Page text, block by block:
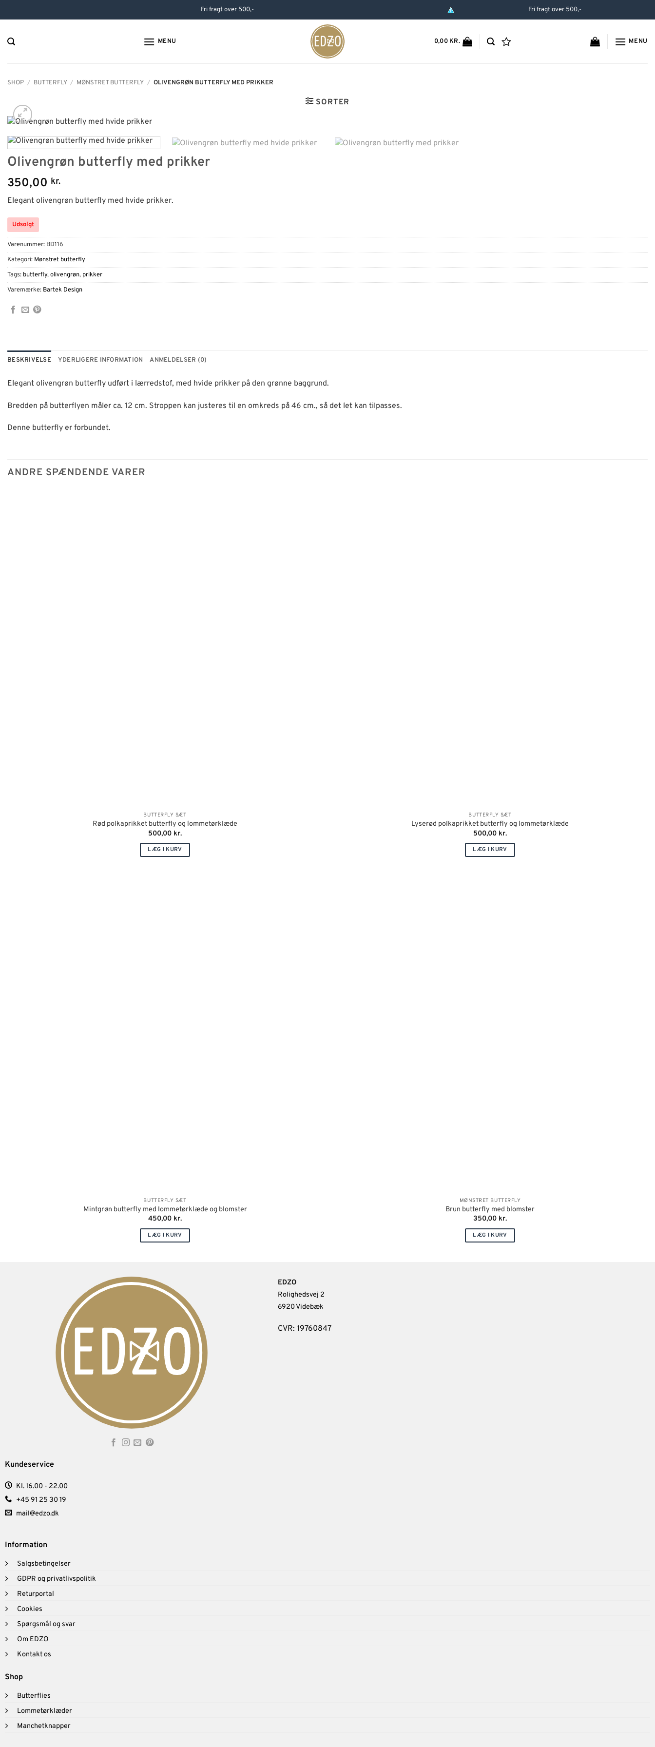
til
Fri fragt over 500,- Fri fragt over 500,-
MENU 0,00 KR. MENU
SHOP / BUTTERFLY / MØNSTRET BUTTERFLY / OLIVENGRØN BUTTERFLY MED PRIKKER
SORTER
Olivengrøn butterfly med prikker
350,00 kr.
Elegant olivengrøn butterfly med hvide prikker.
Udsolgt
Varenummer: BD116
Kategori: Mønstret butterfly
Tags: butterfly,olivengrøn, prikker
Varemærke: Bartek Design
BESKRIVELSE YDERLIGERE INFORMATION ANMELDELSER (0)
Elegant olivengrøn butterfly udført i lærredstof, med hvide prikker på den grønne baggrund.
Bredden på butterflyen måler ca. 12 cm. Stroppen kan justeres til en omkreds på 46 cm., så det let kan tilpasses.
Denne butterfly er forbundet.
ANDRE SPÆNDENDE VARER
BUTTERFLY SÆT
Rød polkaprikket butterfly og lommetørklæde
500,00 kr.
LÆG I KURV
BUTTERFLY SÆT
Lyserød polkaprikket butterfly og lommetørklæde
500,00 kr.
LÆG I KURV
BUTTERFLY SÆT
Mintgrøn butterfly med lommetørklæde og blomster
450,00 kr.
LÆG I KURV
MØNSTRET BUTTERFLY
Brun butterfly med blomster
350,00 kr.
LÆG I KURV
EDZO
Rolighedsvej 2
6920 Videbæk
CVR: 19760847
Kundeservice
Kl. 16.00 - 22.00
+45 91 25 30 19
mail@edzo.dk
Information
Salgsbetingelser
GDPR og privatlivspolitik
Returportal
Cookies
Spørgsmål og svar
Om EDZO
Kontakt os
Shop
Butterflies
Lommetørklæder
Manchetknapper